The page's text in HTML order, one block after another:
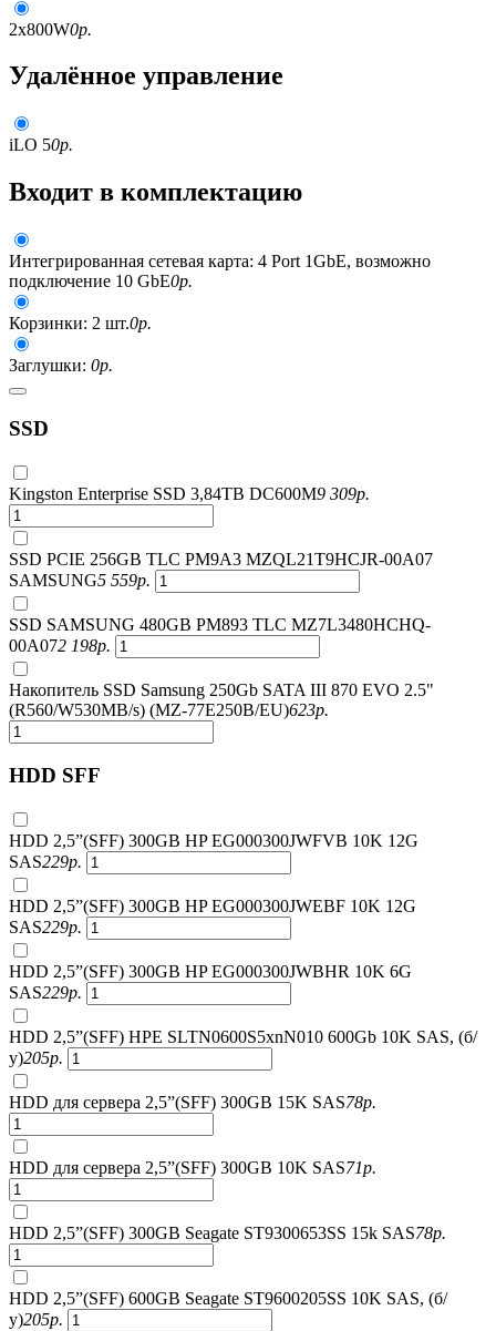
2x800W0р.
Удалённое управление
iLO 50р.
Входит в комплектацию
Интегрированная сетевая карта: 4 Port 1GbE, возможно
подключение 10 GbE0р.
Корзинки: 2 шт.0р.
Заглушки: 0р.
SSD
Kingston Enterprise SSD 3,84TB DC600M9 309р.
SSD PCIE 256GB TLC PM9A3 MZQL21T9HCJR-00A07
SAMSUNG5 559р.
SSD SAMSUNG 480GB PM893 TLC MZ7L3480HCHQ-
00A072 198р.
Накопитель SSD Samsung 250Gb SATA III 870 EVO 2.5"
(R560/W530MB/s) (MZ-77E250B/EU)623р.
HDD SFF
HDD 2,5”(SFF) 300GB HP EG000300JWFVB 10K 12G
SAS229р.
HDD 2,5”(SFF) 300GB HP EG000300JWEBF 10K 12G
SAS229р.
HDD 2,5”(SFF) 300GB HP EG000300JWBHR 10K 6G
SAS229р.
HDD 2,5”(SFF) HPE SLTN0600S5xnN010 600Gb 10K SAS, (б/
у)205р.
HDD для сервера 2,5”(SFF) 300GB 15K SAS78р.
HDD для сервера 2,5”(SFF) 300GB 10K SAS71р.
HDD 2,5”(SFF) 300GB Seagate ST9300653SS 15k SAS78р.
HDD 2,5”(SFF) 600GB Seagate ST9600205SS 10K SAS, (б/
у)205р.